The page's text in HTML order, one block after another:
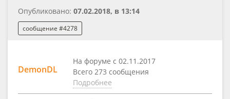
Опубликовано: 07.02.2018, в 13:14
сообщение #4278
DemonDL
На форуме с 02.11.2017
Всего 273 сообщения
Подробнее